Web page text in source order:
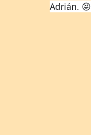
Adrián. 😝